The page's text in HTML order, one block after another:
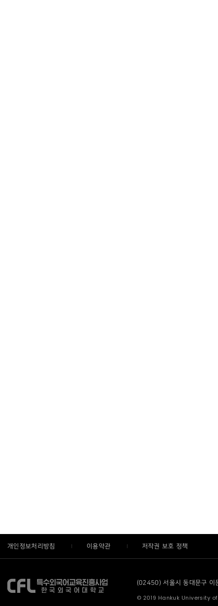
개인정보처리방침 이용약관 저작권 보호 정책
(02450) 서울시 동대문구
© 2019 Hankuk University